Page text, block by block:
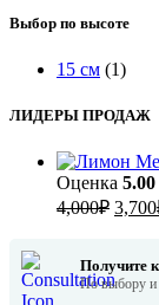
Выбор по высоте
15 см (1)
ЛИДЕРЫ ПРОДАЖ
Оценка 5.00
4,000₽ 3,700
Получите
По выбору и